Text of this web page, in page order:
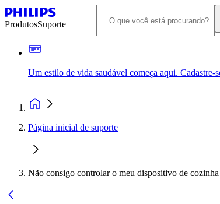
ProdutosSuporte
Um estilo de vida saudável começa aqui. Cadastre-
Página inicial de suporte
Não consigo controlar o meu dispositivo de